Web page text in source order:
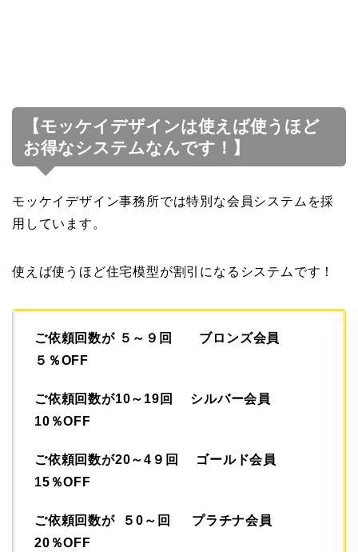
【モッケイデザインは使えば使うほど
お得なシステムなんです！】
モッケイデザイン事務所では特別な会員システムを採
用しています。
使えば使うほど住宅模型が割引になるシステムです！
ご依頼回数が ５～９回 ブロンズ会員
５％OFF
ご依頼回数が10～19回 シルバー会員
10％OFF
ご依頼回数が20～4９回 ゴールド会員
15％OFF
ご依頼回数が ５0～回 プラチナ会員
20％OFF